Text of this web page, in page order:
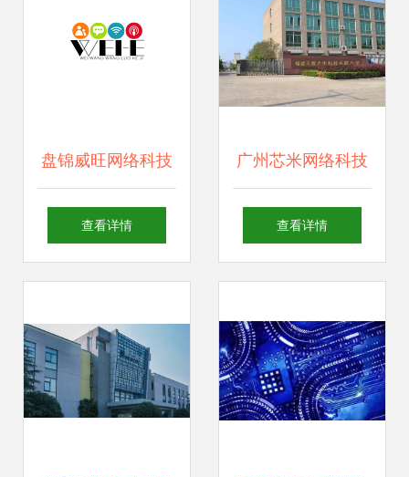
盘锦威旺网络科技
鞍山微信开发与微
查看详情
广州芯米网络科技
助力盘州 打造智慧
查看详情